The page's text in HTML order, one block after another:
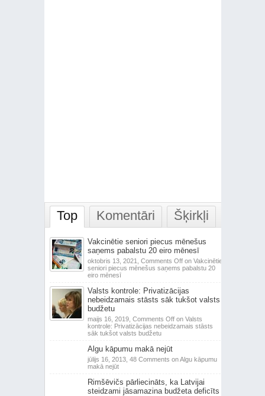
Top Komentāri Šķirkļi
Vakcinētie seniori piecus mēnešus
saņems pabalstu 20 eiro mēnesī
oktobris 13, 2021, Comments Offon Vakcinētie
seniori piecus mēnešus saņems pabalstu 20
eiro mēnesī
Valsts kontrole: Privatizācijas
nebeidzamais stāsts sāk tukšot valsts
budžetu
maijs 16, 2019, Comments Offon Valsts
kontrole: Privatizācijas nebeidzamais stāsts
sāk tukšot valsts budžetu
Algu kāpumu makā nejūt
jūlijs 16, 2013, 48 Comments on Algu kāpumu
makā nejūt
Rimšēvičs pārliecināts, ka Latvijai
steidzami jāsamazina budžeta deficīts